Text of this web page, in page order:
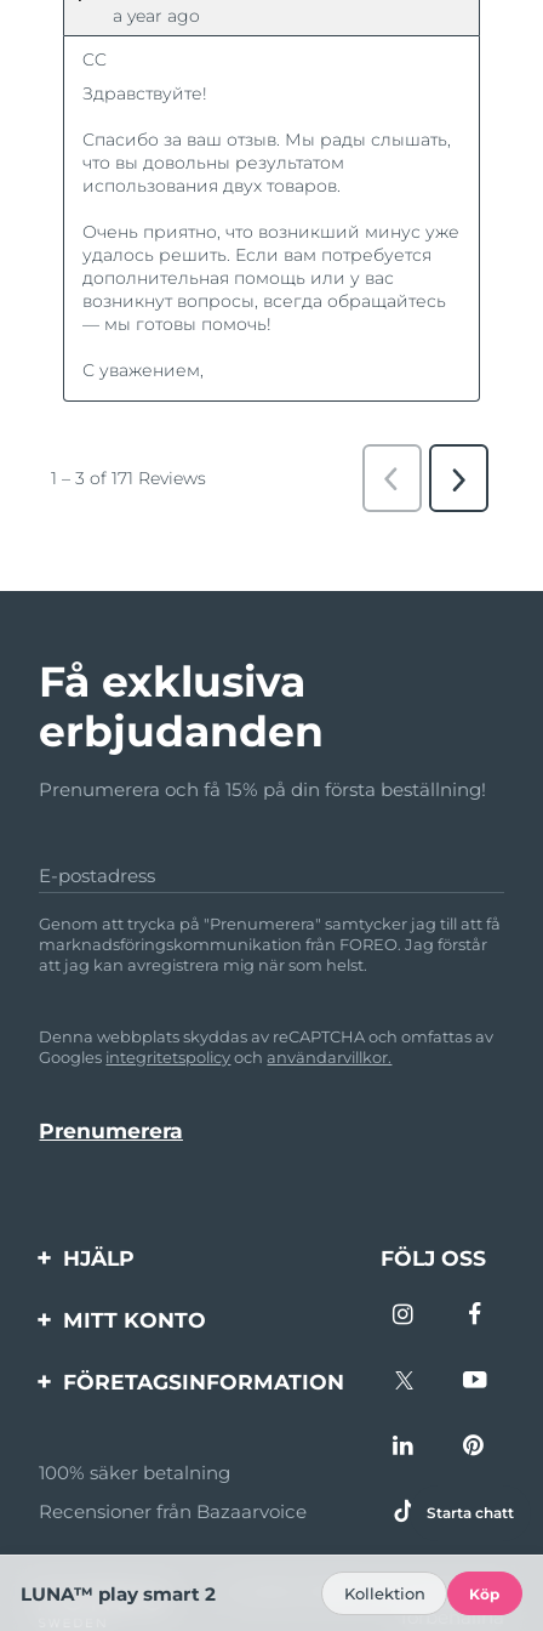
Få exklusiva
erbjudanden
Prenumerera och få 15% på din första beställning!
E-postadress
Genom att trycka på "Prenumerera" samtycker jag till att få
marknadsföringskommunikation från FOREO. Jag förstår
att jag kan avregistrera mig när som helst.
Denna webbplats skyddas av reCAPTCHA och omfattas av
Googles integritetspolicyochanvändarvillkor.
HJÄLP
Kontakta oss
FÖLJ OSS
MITT KONTO
Produktregistrering
FÖRETAGSINFORMATION
Affiliateprogram
Affiliate-nyheter
100% säker betalning
Recensioner från Bazaarvoice
© 2026 FOREO Alla rättigheter
förbehållna
Starta chatt
LUNA™ play smart 2 Kollektion Köp